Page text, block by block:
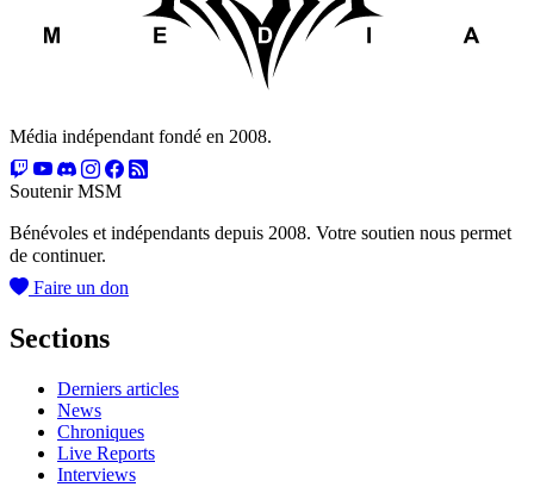
Média indépendant fondé en 2008.
Soutenir MSM
Bénévoles et indépendants depuis 2008. Votre soutien nous permet
de continuer.
Faire un don
Sections
Derniers articles
News
Chroniques
Live Reports
Interviews